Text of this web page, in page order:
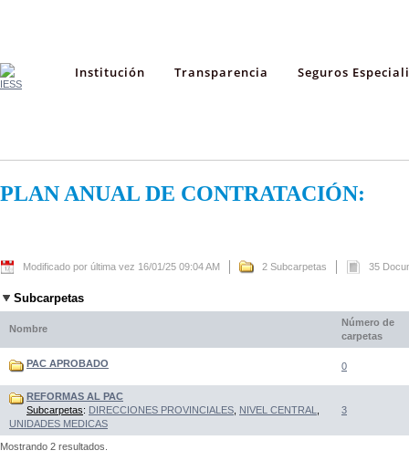
Institución Transparencia Seguros
PLAN ANUAL DE CONTRATACIÓN:
Modificado por última vez 16/01/25 09:04 AM 2 Subcarpetas 35
Subcarpetas
Nombre
Número de
carpetas
PAC APROBADO 0
REFORMAS AL PAC
Subcarpetas: DIRECCIONES PROVINCIALES NIVEL CENTRAL
UNIDADES MEDICAS
3
Mostrando 2 resultados.